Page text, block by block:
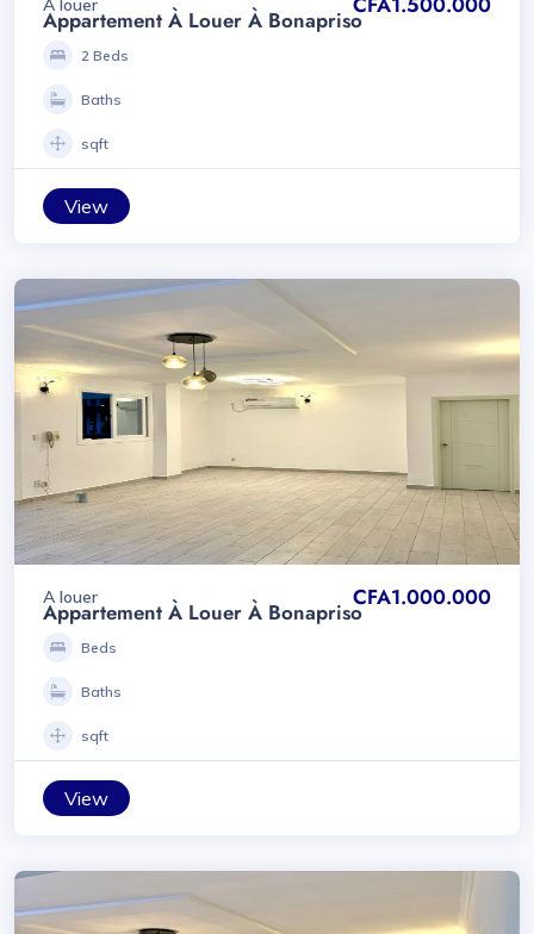
A louer
Appartement À Louer À Bonapriso
2 Beds
Baths
sqft
View
A louer CFA1.000.000
Appartement À Louer À Bonapriso
Beds
Baths
sqft
View